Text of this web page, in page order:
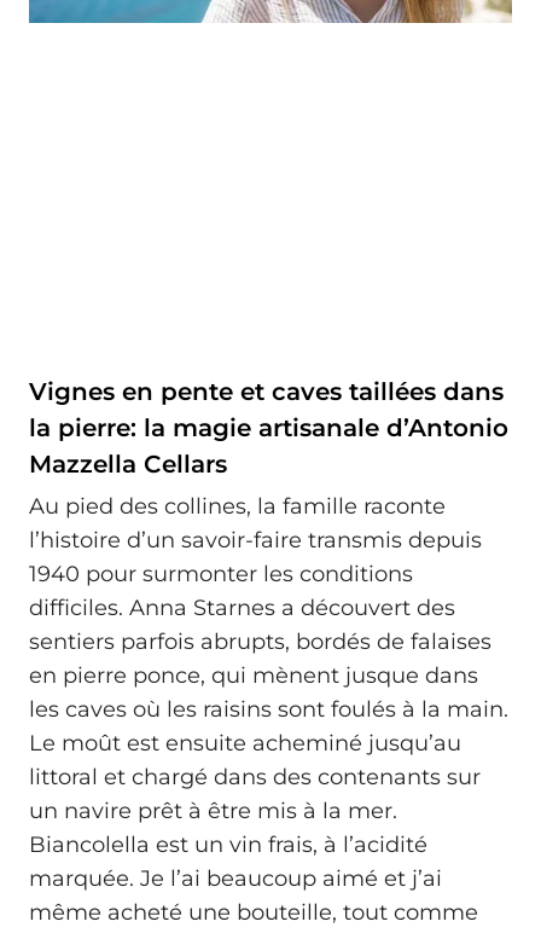
Vignes en pente et caves taillées dans
la pierre: la magie artisanale d’Antonio
Mazzella Cellars
Au pied des collines, la famille raconte
l’histoire d’un savoir-faire transmis depuis
1940 pour surmonter les conditions
difficiles. Anna Starnes a découvert des
sentiers parfois abrupts, bordés de falaises
en pierre ponce, qui mènent jusque dans
les caves où les raisins sont foulés à la main.
Le moût est ensuite acheminé jusqu’au
littoral et chargé dans des contenants sur
un navire prêt à être mis à la mer.
Biancolella est un vin frais, à l’acidité
marquée. Je l’ai beaucoup aimé et j’ai
même acheté une bouteille, tout comme